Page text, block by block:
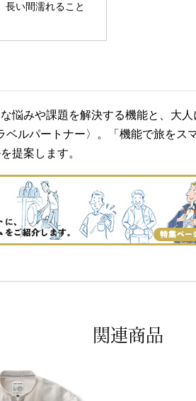
い間濡れること
悩みや課題を解決する機能と、大
ベルパートナー〉。「機能で旅を
提案します。
関連商品